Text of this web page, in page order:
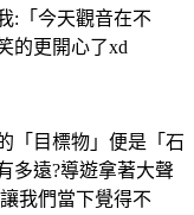
:「今天觀音在不
的更開心了xd
「目標物」便是「石
多遠?導遊拿著大聲
我們當下覺得不